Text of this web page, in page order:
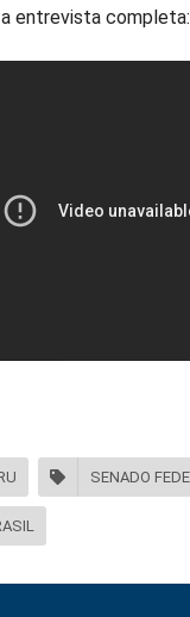
entrevista completa:
SENADO